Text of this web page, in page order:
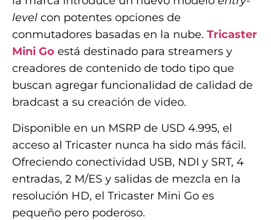
level con potentes opciones de
conmutadores basadas en la nube. Tricaster
Mini Go está destinado para streamers y
creadores de contenido de todo tipo que
buscan agregar funcionalidad de calidad de
bradcast a su creación de video.
Disponible en un MSRP de USD 4.995, el
acceso al Tricaster nunca ha sido más fácil.
Ofreciendo conectividad USB, NDI y SRT, 4
entradas, 2 M/ES y salidas de mezcla en la
resolución HD, el Tricaster Mini Go es
pequeño pero poderoso.